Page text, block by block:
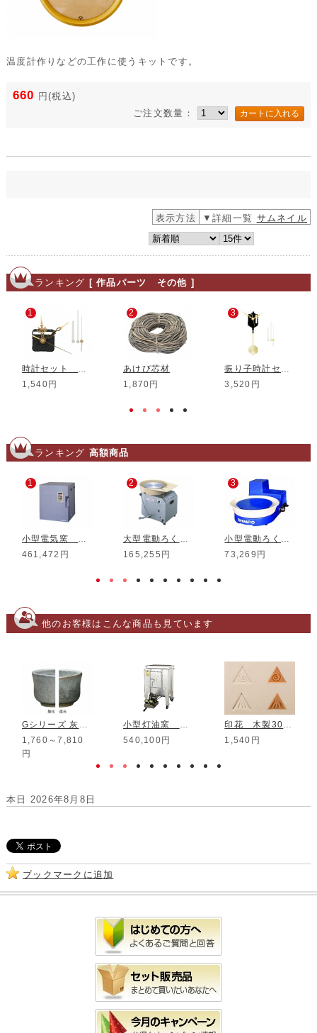
温度計作りなどの工作に使うキットです。
660 円 (税込)
ご注文数量：
表示方法 ▼詳細一覧 サムネイル
ランキング [ 作品パーツ その他 ]
1
1,540円
2
あけび芯材
1,870円
3
3,520円
ランキング 高額商品
1
461,472円
2
165,255円
3
73,269円
他のお客様はこんな商品も見ています
1,760～7,810
円
540,100円
1,540円
本日 2026年8月8日
ブックマークに追加